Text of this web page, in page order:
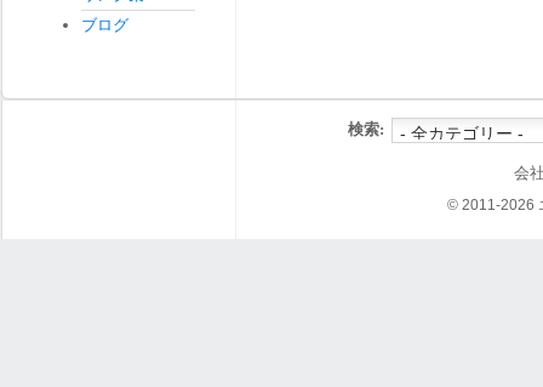
ブログ
検索:
会
© 2011-2026